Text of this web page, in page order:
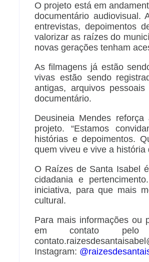
O projeto está em
documentário audiovisual.
entrevistas, depoimentos
valorizar as raízes do
novas gerações tenham
As filmagens já estão
vivas estão sendo
antigas, arquivos
documentário.
Deusineia Mendes
projeto. “Estamos
histórias e depoimentos.
quem viveu e vive a história
O Raízes de Santa Isabel
cidadania e
iniciativa, para que mais
cultural.
Para mais informações ou
em contato pelo
Instagram: